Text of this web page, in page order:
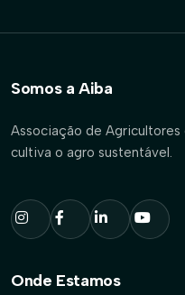
Somos a Aiba
Associação de Agricultores
cultiva o agro sustentável.
Onde Estamos